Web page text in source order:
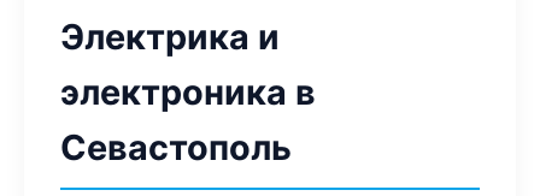
Электрика и
электроника в
Севастополь